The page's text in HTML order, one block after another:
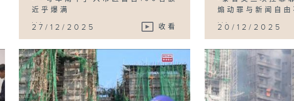
近乎爆满
...
27/12/2025 收看
煽动罪与新闻自由
...
20/12/2025